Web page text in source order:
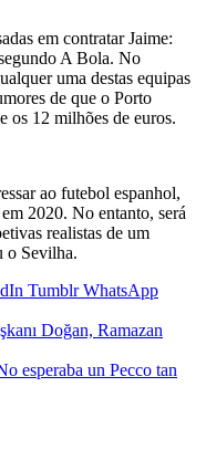
em contratar Jaime:
A Bola. No
uma destas equipas
de que o Porto
os 12 milhões de euros.
ao futebol espanhol,
2020. No entanto, será
realistas de um
o Sevilha.
Tumblr WhatsApp
Doğan, Ramazan
esperaba un Pecco tan